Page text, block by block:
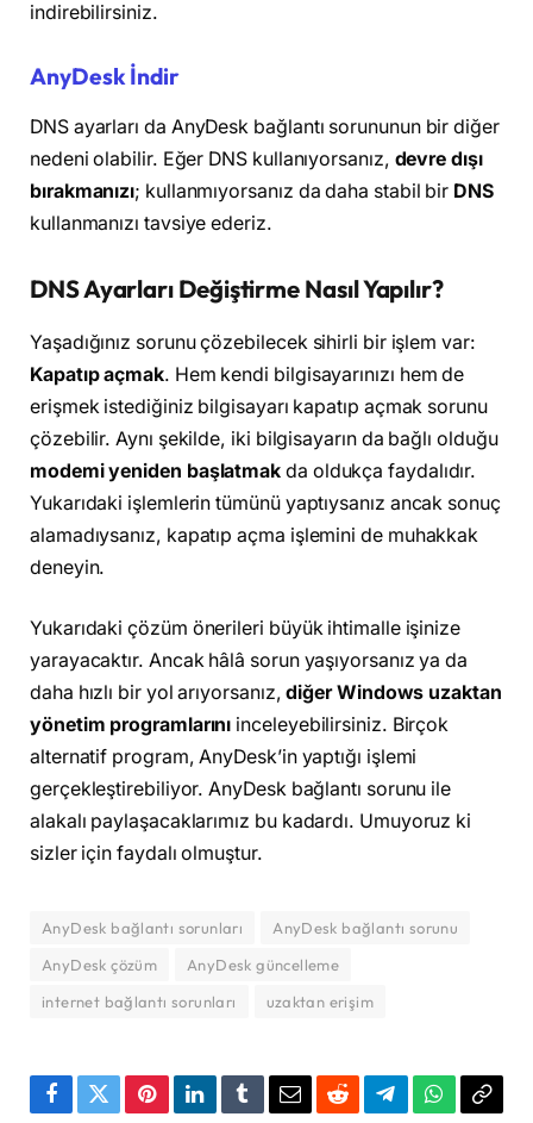
indirebilirsiniz.
AnyDesk İndir
DNS ayarları da AnyDesk bağlantı sorununun bir diğer
nedeni olabilir. Eğer DNS kullanıyorsanız, devre dışı
bırakmanızı; kullanmıyorsanız da daha stabil bir DNS
kullanmanızı tavsiye ederiz.
DNS Ayarları Değiştirme Nasıl Yapılır?
Yaşadığınız sorunu çözebilecek sihirli bir işlem var:
Kapatıp açmak. Hem kendi bilgisayarınızı hem de
erişmek istediğiniz bilgisayarı kapatıp açmak sorunu
çözebilir. Aynı şekilde, iki bilgisayarın da bağlı olduğu
modemi yeniden başlatmak da oldukça faydalıdır.
Yukarıdaki işlemlerin tümünü yaptıysanız ancak sonuç
alamadıysanız, kapatıp açma işlemini de muhakkak
deneyin.
Yukarıdaki çözüm önerileri büyük ihtimalle işinize
yarayacaktır. Ancak hâlâ sorun yaşıyorsanız ya da
daha hızlı bir yol arıyorsanız,diğer Windows uzaktan
yönetim programlarını inceleyebilirsiniz. Birçok
alternatif program, AnyDesk’in yaptığı işlemi
gerçekleştirebiliyor. AnyDesk bağlantı sorunu ile
alakalı paylaşacaklarımız bu kadardı. Umuyoruz ki
sizler için faydalı olmuştur.
AnyDesk bağlantı sorunları
AnyDesk bağlantı sorunu
AnyDesk çözüm
AnyDesk güncelleme
internet bağlantı sorunları
uzaktan erişim
Facebook
TwitterPinterestLinkedInTumblrEmailRedditTelegramWhatsApp